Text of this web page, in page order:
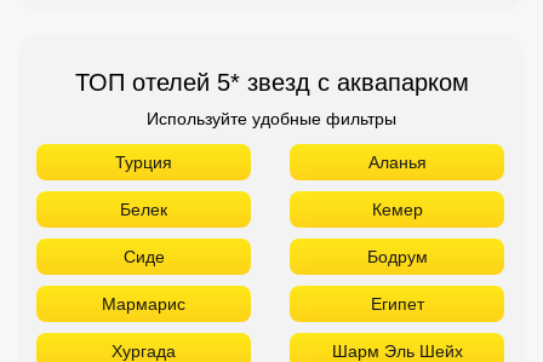
ТОП отелей 5* звезд с аквапарком
Используйте удобные фильтры
Турция Аланья
Белек Кемер
Сиде Бодрум
Мармарис Египет
Хургада Шарм Эль Шейх